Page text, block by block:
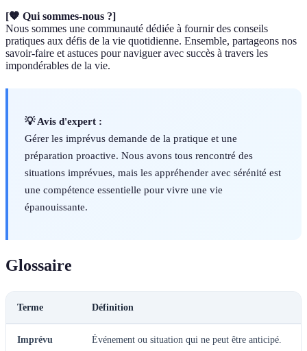
[🧡 Qui sommes-nous ?]
Nous sommes une communauté dédiée à fournir des conseils
pratiques aux défis de la vie quotidienne. Ensemble, partageons nos
savoir-faire et astuces pour naviguer avec succès à travers les
impondérables de la vie.
💡 Avis d'expert :
Gérer les imprévus demande de la pratique et une
préparation proactive. Nous avons tous rencontré des
situations imprévues, mais les appréhender avec sérénité est
une compétence essentielle pour vivre une vie
épanouissante.
Glossaire
Terme Définition
Imprévu Événement ou situation qui ne peut être anticipé.